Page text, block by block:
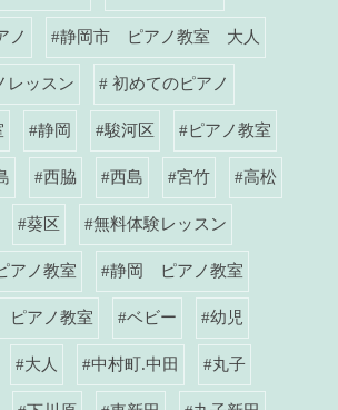
ノ #静岡市 ピアノ教室 大人
レッスン # 初めてのピアノ
#静岡 #駿河区 #ピアノ教室
#西脇 #西島 #宮竹 #高松
#葵区 #無料体験レッスン
ノ教室 #静岡 ピアノ教室
アノ教室 #ベビー #幼児
#大人 #中村町.中田 #丸子